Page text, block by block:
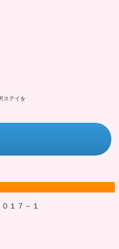
ステイを
１７－１